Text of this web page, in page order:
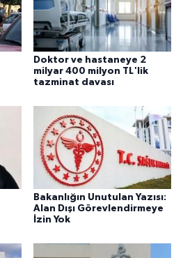
Doktor ve hastaneye 2
milyar 400 milyon TL'lik
tazminat davası
Bakanlığın Unutulan Yazısı:
Alan Dışı Görevlendirmeye
İzin Yok